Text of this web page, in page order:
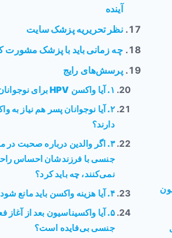
آینده
نظر تحریریه پزشک سایت
چه زمانی باید با پزشک مشورت
پرسش‌های رایج
۱. آیا واکسن HPV برای نوجوانان امن است؟
دارند؟
۳. اگر والدین درباره صحبت
جنسی با فرزندشان احساس
نمی‌کنند، چه باید کرد؟
۴. آیا هزینه واکسن باید مانع شود؟
۵. آیا واکسیناسیون بعد از آغاز
جنسی بی‌فایده است؟